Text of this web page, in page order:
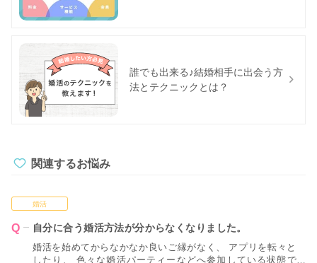
誰でも出来る♪結婚相手に出会う方
法とテクニックとは？
関連するお悩み
婚活
自分に合う婚活方法が分からなくなりました。
婚活を始めてからなかなか良いご縁がなく、 アプリを転々と
したり、 色々な婚活パーティーなどへ参加している状態で